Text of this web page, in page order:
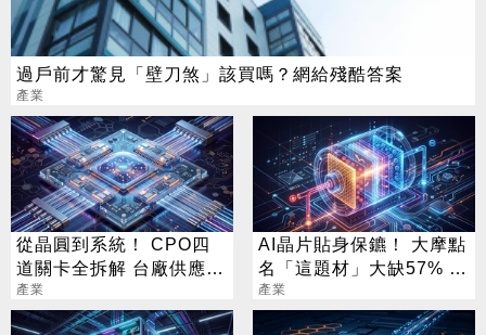
過戶前才驚見「壁刀煞」該買嗎？網給殘酷答案
產業
從晶圓到系統！ CPO四
道關卡全拆解 台廠供應鏈
陣容曝光
產業
AI晶片貼身保鑣！ 大摩點
名「這題材」大缺57% 3
檔隱藏新星曝光
產業